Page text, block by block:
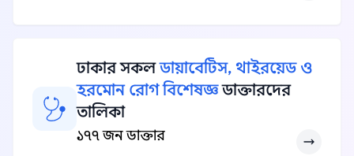
ঢাকার সকলডায়াবেটিস, থাইরয়েড ও
হরমোন রোগ বিশেষজ্ঞডাক্তারদের
তালিকা
১৭৭ জন ডাক্তার